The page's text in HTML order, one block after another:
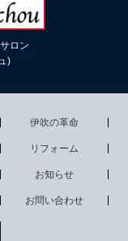
ロン
)
伊吹の革命
リフォーム
お知らせ
お問い合わせ